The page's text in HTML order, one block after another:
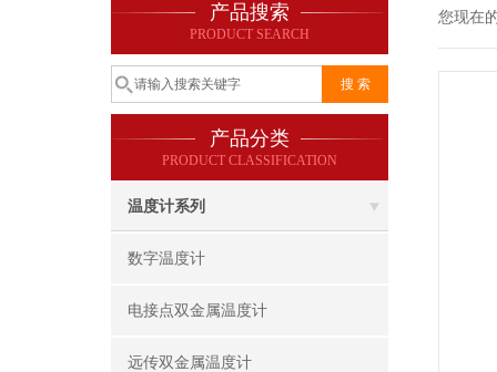
产品搜索
PRODUCT SEARCH
产品分类
PRODUCT CLASSIFICATION
温度计系列
数字温度计
电接点双金属温度计
远传双金属温度计
您现在